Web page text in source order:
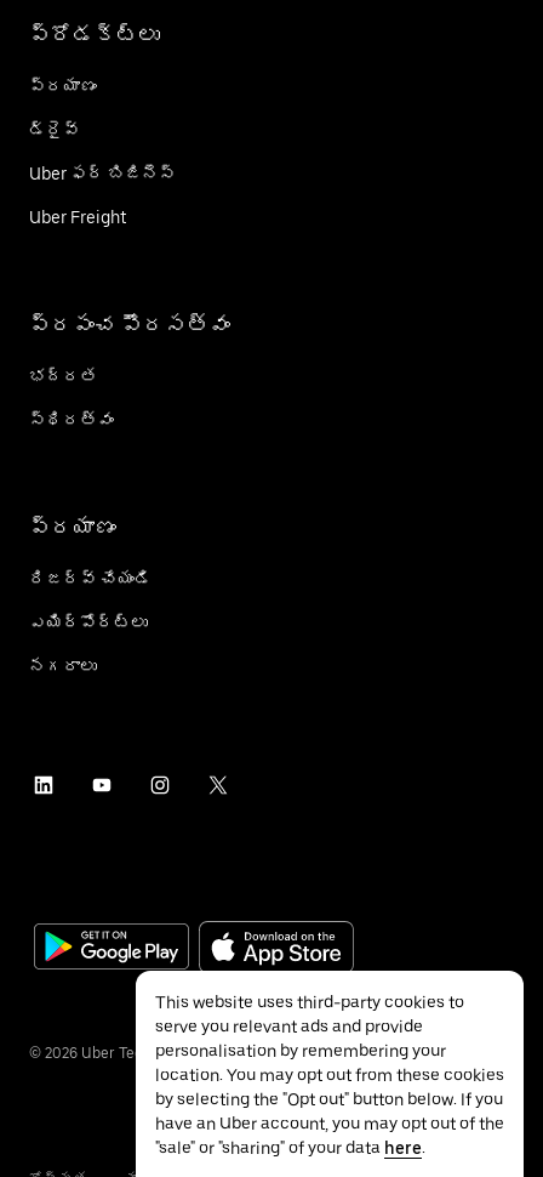
ప్రోడక్ట్؜లు
ప్రయాణం
డ్రైవ్
Uber ఫర్ బిజినెస్
Uber Freight
ప్రపంచ పౌరసత్వం
భద్రత
స్థిరత్వం
ప్రయాణం
రిజర్వ్ చేయండి
ఎయిర్؜పోర్ట్؜లు
నగరాలు
© 2026 Uber Technologies Inc.
This website uses third-party cookies to
serve you relevant ads and provide
personalisation by remembering your
location. You may opt out from these cookies
by selecting the "Opt out" button below. If you
have an Uber account, you may opt out of the
"sale" or "sharing" of your data here.